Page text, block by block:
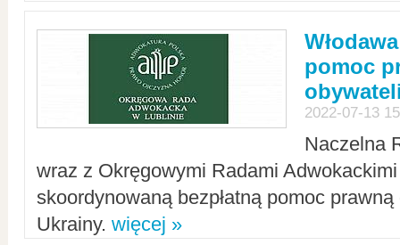
pomoc
2022-07-13
Naczelna
wraz z Okręgowymi Radami Adwokackimi
skoordynowaną bezpłatną pomoc
Ukrainy. więcej »